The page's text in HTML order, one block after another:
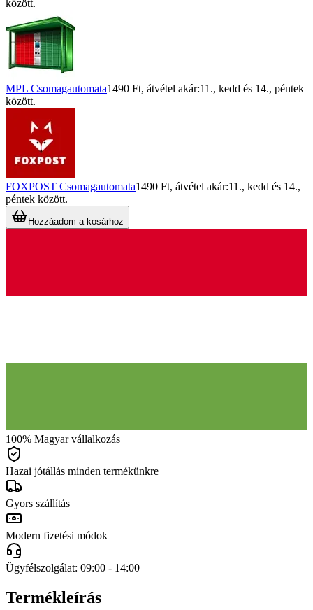
között.
MPL Csomagautomata1490 Ft, átvétel akár:11., kedd és 14., péntek
között.
FOXPOST Csomagautomata1490 Ft, átvétel akár:11., kedd és 14.,
péntek között.
Hozzáadom a kosárhoz
100% Magyar vállalkozás
Hazai jótállás minden termékünkre
Gyors szállítás
Modern fizetési módok
Ügyfélszolgálat: 09:00 - 14:00
Termékleírás